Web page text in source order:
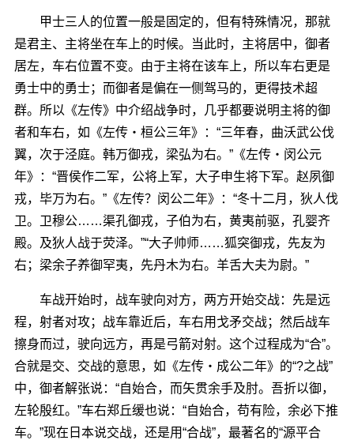
甲士三人的位置一般是固定的，但有特殊情况，那就
是君主、主将坐在车上的时候。当此时，主将居中，御者
居左，车右位置不变。由于主将在该车上，所以车右更是
勇士中的勇士；而御者是偏在一侧驾马的，更得技术超
群。所以《左传》中介绍战争时，几乎都要说明主将的御
者和车右，如《左传・桓公三年》：“三年春，曲沃武公伐
翼，次于泾庭。韩万御戎，梁弘为右。”《左传・闵公元
年》：“晋侯作二军，公将上军，大子申生将下军。赵夙御
戎，毕万为右。”《左传？闵公二年》：“冬十二月，狄人伐
卫。卫穆公……渠孔御戎，子伯为右，黄夷前驱，孔婴齐
殿。及狄人战于荧泽。”“大子帅师……狐突御戎，先友为
右；梁余子养御罕夷，先丹木为右。羊舌大夫为尉。”
车战开始时，战车驶向对方，两方开始交战：先是远
程，射者对攻；战车靠近后，车右用戈矛交战；然后战车
擦身而过，驶向远方，再是弓箭对射。这个过程成为“合”。
合就是交、交战的意思，如《左传・成公二年》的“?之战”
中，御者解张说：“自始合，而矢贯余手及肘。吾折以御，
左轮殷红。”车右郑丘缓也说：“自始合，苟有险，余必下推
车。”现在日本说交战，还是用“合战”，最著名的“源平合